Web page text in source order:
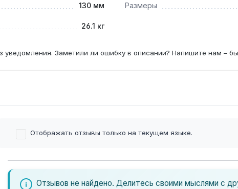
130 мм Размеры
26.1 кг
уведомления. Заметили ли ошибку в описании? Напишите нам –
Отображать отзывы только на текущем языке.
Отзывов не найдено. Делитесь своими мыслями с